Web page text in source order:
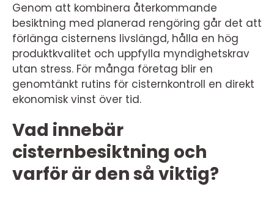
Genom att kombinera återkommande
besiktning med planerad rengöring går det att
förlänga cisternens livslängd, hålla en hög
produktkvalitet och uppfylla myndighetskrav
utan stress. För många företag blir en
genomtänkt rutins för cisternkontroll en direkt
ekonomisk vinst över tid.
Vad innebär
cisternbesiktning och
varför är den så viktig?